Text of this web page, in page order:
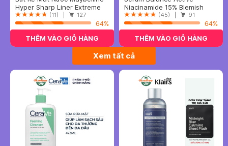
Sắc Mảnh BK1 Đen Sắc Sảo
0.4g
Hyper Sharp Liner Extreme
#BK-1 Ultra Black
(11) | 127
64%
THÊM VÀO GIỎ HÀNG
Formula Ngừa Mụn Mờ Thâm
30ml
Niacinamide 15% Blemish
Recovery Serum
(45) | 91
64%
THÊM VÀO GIỎ HÀNG
Xem tất cả